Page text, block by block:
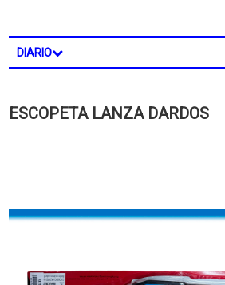
DIARIO
ESCOPETA LANZA DARDOS